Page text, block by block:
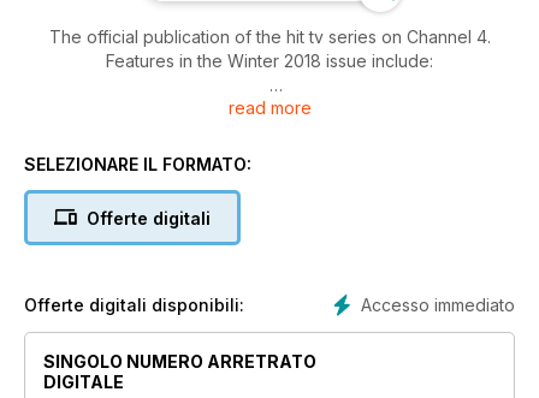
The official publication of the hit tv series on Channel 4.
Features in the Winter 2018 issue include:
- THE 10 BEST PLACES TO BUY IN 2018
- MORTGAGES
- MADEIRA
read more
SELEZIONARE IL FORMATO:
Offerte digitali
Accesso immediato
Offerte digitali disponibili:
SINGOLO NUMERO ARRETRATO
DIGITALE